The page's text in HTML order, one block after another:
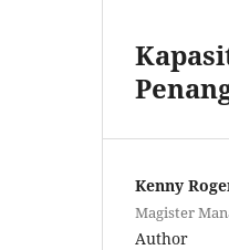
Kenny
Magister
Author